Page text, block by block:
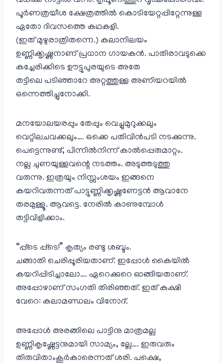
പൂർണത്രയീശ ക്ഷേത്രത്തിൽ കൊടിയേറ്റപ്പിറ്റേന്നുള്ള
ഏതോ ദിവസത്തെ കഥകളി.
(ഇത് മുഴുരാത്രിതന്നെ.) കലാനിലയം
ഉണ്ണിക്കൃഷ്ണനാണ് പ്രധാന ഗായകൻ. പാതിരാവടുക്കെ
കച്ചേരിക്കിടെ ഊട്ടുപുരയുടെ അതേ
തട്ടിലെ പടിഞ്ഞാറേ അറ്റത്തുള്ള അണിയറയിൽ
ഒന്നെത്തിച്ചുനോക്കി.
മനയോലയരപ്പും തേപ്പും വെച്ചുമുറുക്കലും
വെറ്റിലചവക്കലും…. ഒക്കെ പതിവിൻപടി നടക്കുന്നു.
പെട്ടെന്നുണ്ട്, പിന്നിൽനിന്ന് കാൽപ്പെരുമാറ്റം.
നല്ല ചുണയുള്ളവന്റെ നടത്തം. അടുത്തടുത്തു
വരുന്നു. ഇത്രയും നിസ്സംശയം ഇങ്ങനെ
കയറിവരുന്നത് പാട്ടുണ്ണിക്കൃഷ്ണണേട്ടൻ ആവാനേ
തരമുള്ളൂ. ആവട്ടെ. നേരിൽ കാണുമ്പോൾ
തട്ടിവിളിക്കാം.
“പ്പ്ടെ പ്പ്ടെ!” കൃത്യം രണ്ടു ശബ്ദം.
ചങ്ങാതി ചെരിപ്പൂരിയതാണ്. ഇപ്പോൾ കൈയിൽ
കയറിപ്പിടിച്ചാലോ…. ഏറെക്കുറെ ഓങ്ങിയതാണ്.
അപ്പോഴാണ്‌ സംഗതി തിരിഞ്ഞത്. ഇത് കക്ഷി
വേറെ: കലാമണ്ഡലം വിനോദ്.
അപ്പോൾ അരങ്ങിലെ പാട്ടിനു മാത്രമല്ല
ഉണ്ണികൃഷ്ണേട്ടനുമായി സാമ്യം, ല്ലേ…. ഇരുവരും
തിരുവിതാംകൂർകാരെന്നത് ശരി. പക്ഷെ,